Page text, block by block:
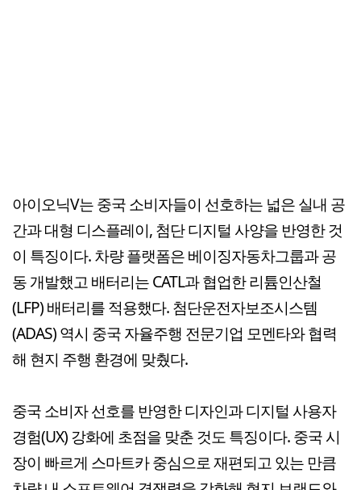
아이오닉V는 중국 소비자들이 선호하는 넓은 실내 공
간과 대형 디스플레이, 첨단 디지털 사양을 반영한 것
이 특징이다. 차량 플랫폼은 베이징자동차그룹과 공
동 개발했고 배터리는 CATL과 협업한 리튬인산철
(LFP) 배터리를 적용했다. 첨단운전자보조시스템
(ADAS) 역시 중국 자율주행 전문기업 모멘타와 협력
해 현지 주행 환경에 맞췄다.
중국 소비자 선호를 반영한 디자인과 디지털 사용자
경험(UX) 강화에 초점을 맞춘 것도 특징이다. 중국 시
장이 빠르게 스마트카 중심으로 재편되고 있는 만큼